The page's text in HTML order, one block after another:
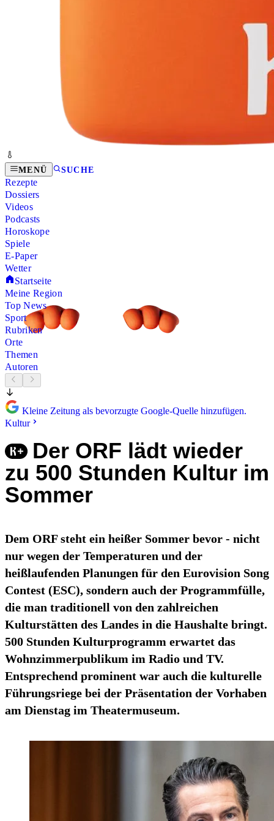
MENÜ SUCHE
Rezepte
Dossiers
Videos
Podcasts
Horoskope
Spiele
E-Paper
Wetter
Startseite
Meine Region
Top News
Sport
Rubriken
Orte
Themen
Autoren
Kleine Zeitung als bevorzugte Google-Quelle hinzufügen.
Kultur
Der ORF lädt wieder
zu 500 Stunden Kultur im
Sommer
Dem ORF steht ein heißer Sommer bevor - nicht
nur wegen der Temperaturen und der
heißlaufenden Planungen für den Eurovision Song
Contest (ESC), sondern auch der Programmfülle,
die man traditionell von den zahlreichen
Kulturstätten des Landes in die Haushalte bringt.
500 Stunden Kulturprogramm erwartet das
Wohnzimmerpublikum im Radio und TV.
Entsprechend prominent war auch die kulturelle
Führungsriege bei der Präsentation der Vorhaben
am Dienstag im Theatermuseum.